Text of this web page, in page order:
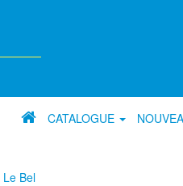
CATALOGUE
Le Bel